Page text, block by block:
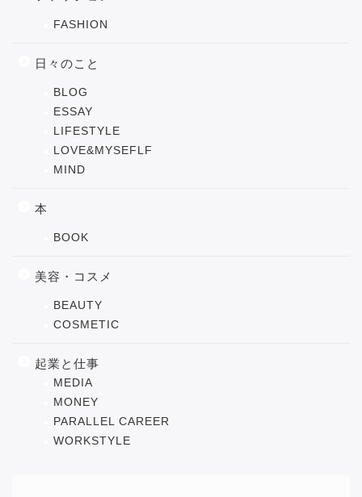
FASHION
日々のこと
BLOG
ESSAY
LIFESTYLE
LOVE&MYSEFLF
MIND
本
BOOK
美容・コスメ
BEAUTY
COSMETIC
起業と仕事
MEDIA
MONEY
PARALLEL CAREER
WORKSTYLE